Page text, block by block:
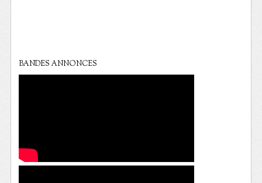
BANDES ANNONCES